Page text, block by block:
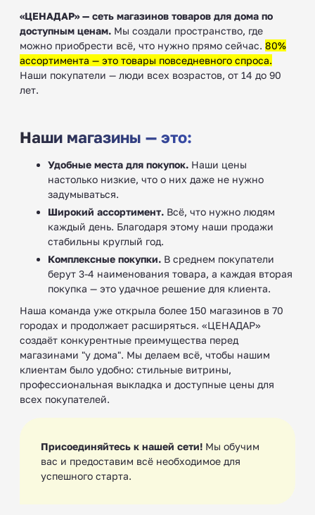
«ЦЕНАДАР» — сеть магазинов товаров для дома по
доступным ценам. Мы создали пространство, где
можно приобрести всё, что нужно прямо сейчас. 80%
ассортимента — это товары повседневного спроса.
Наши покупатели — люди всех возрастов, от 14 до 90
лет.
Наши магазины — это:
Удобные места для покупок. Наши цены
настолько низкие, что о них даже не нужно
задумываться.
Широкий ассортимент. Всё, что нужно людям
каждый день. Благодаря этому наши продажи
стабильны круглый год.
Комплексные покупки. В среднем покупатели
берут 3-4 наименования товара, а каждая вторая
покупка — это удачное решение для клиента.
Наша команда уже открыла более 150 магазинов в 70
городах и продолжает расширяться. «ЦЕНАДАР»
создаёт конкурентные преимущества перед
магазинами "у дома". Мы делаем всё, чтобы нашим
клиентам было удобно: стильные витрины,
профессиональная выкладка и доступные цены для
всех покупателей.
Присоединяйтесь к нашей сети! Мы обучим
вас и предоставим всё необходимое для
успешного старта.